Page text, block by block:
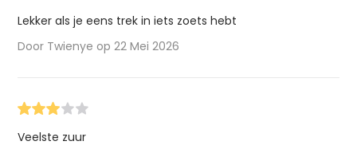
Lekker als je eens trek in iets zoets hebt
Door Twienye op 22 Mei 2026
Veelste zuur